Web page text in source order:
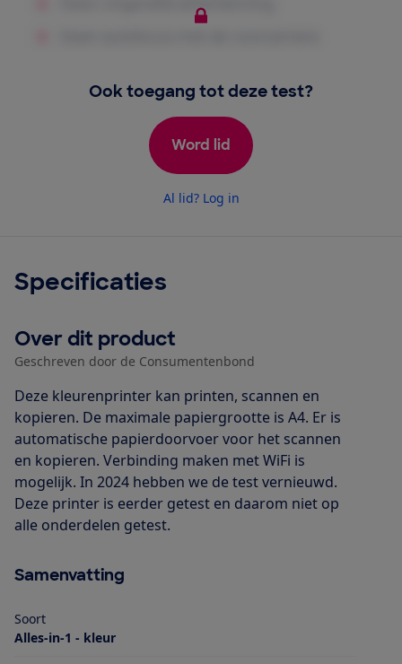
Ook toegang tot deze test?
Word lid
Al lid? Log in
Specificaties
Over dit product
Geschreven door de Consumentenbond
Deze kleurenprinter kan printen, scannen en
kopieren. De maximale papiergrootte is A4. Er is
automatische papierdoorvoer voor het scannen
en kopieren. Verbinding maken met WiFi is
mogelijk. In 2024 hebben we de test vernieuwd.
Deze printer is eerder getest en daarom niet op
alle onderdelen getest.
Samenvatting
Soort
Alles-in-1 - kleur